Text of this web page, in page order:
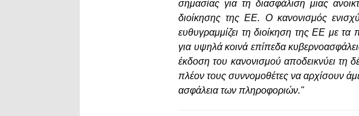
σημασίας για τη διασφάλιση μιας
διοίκησης της ΕΕ. Ο κανονισμός
ευθυγραμμίζει τη διοίκηση της ΕΕ με
για υψηλά κοινά επίπεδα
έκδοση του κανονισμού αποδεικνύει
πλέον τους συννομοθέτες να αρχίσουν
ασφάλεια των πληροφοριών."